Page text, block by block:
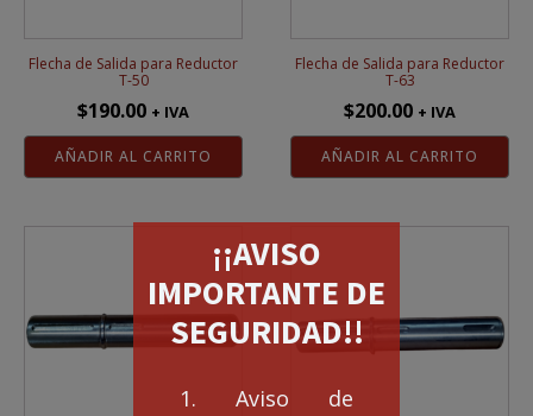
¡¡AVISO
IMPORTANTE DE
SEGURIDAD!!
1. Aviso de
Flecha de Salida para Reductor
T-50
$190.00 + IVA
AÑADIR AL CARRITO
Flecha de Salida para Reductor
T-63
$200.00 + IVA
AÑADIR AL CARRITO